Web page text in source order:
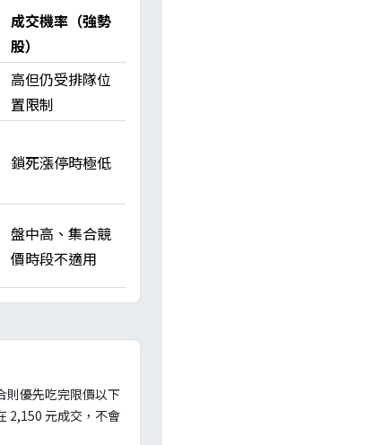
成交機率（強勢
股）
高但仍受排隊位
置限制
鎖死漲停時極低
盤中高、集合競
價時段不適用
則優先吃完限價以下
2,150 元成交，不會